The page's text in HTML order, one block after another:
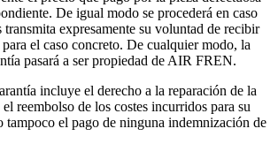
De igual modo se procederá en caso
transmita expresamente su voluntad de recibir
el caso concreto. De cualquier modo, la
pasará a ser propiedad de AIR FREN.
incluye el derecho a la reparación de la
reembolso de los costes incurridos para su
tampoco el pago de ninguna indemnización de